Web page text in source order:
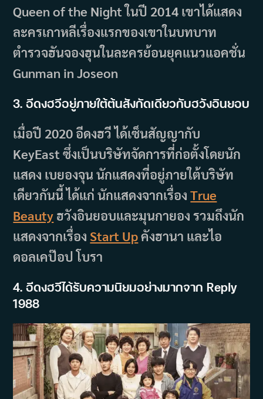
Queen of the Night ในปี 2014 เขาได้แสดง
ละครเกาหลีเรื่องแรกของเขาในบทบาท
ตำรวจฮันจองฮุนในละครย้อนยุคแนวแอคชั่น
Gunman in Joseon
3. อีดงฮวีอยู่ภายใต้ต้นสังกัดเดียวกับฮวังอินยอบ
เมื่อปี 2020 อีดงฮวี ได้เซ็นสัญญากับ
KeyEast ซึ่งเป็นบริษัทจัดการที่ก่อตั้งโดยนัก
แสดง เบยองจุน นักแสดงที่อยู่ภายใต้บริษัท
เดียวกันนี้ ได้แก่ นักแสดงจากเรื่องTrue
Beauty ฮวังอินยอบและมุนกายอง รวมถึงนัก
แสดงจากเรื่อง Start Upคังฮานา และไอ
ดอลเคป๊อป โบรา
4. อีดงฮวีได้รับความนิยมอย่างมากจาก Reply
1988